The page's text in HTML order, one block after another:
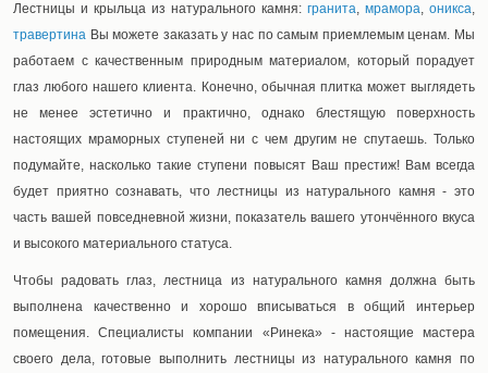
Лестницы и крыльца из натурального камня: гранита, мрамора, оникса,
травертина Вы можете заказать у нас по самым приемлемым ценам. Мы
работаем с качественным природным материалом, который порадует
глаз любого нашего клиента. Конечно, обычная плитка может выглядеть
не менее эстетично и практично, однако блестящую поверхность
настоящих мраморных ступеней ни с чем другим не спутаешь. Только
подумайте, насколько такие ступени повысят Ваш престиж! Вам всегда
будет приятно сознавать, что лестницы из натурального камня - это
часть вашей повседневной жизни, показатель вашего утончённого вкуса
и высокого материального статуса.
Чтобы радовать глаз, лестница из натурального камня должна быть
выполнена качественно и хорошо вписываться в общий интерьер
помещения. Специалисты компании «Ринека» - настоящие мастера
своего дела, готовые выполнить лестницы из натурального камня по